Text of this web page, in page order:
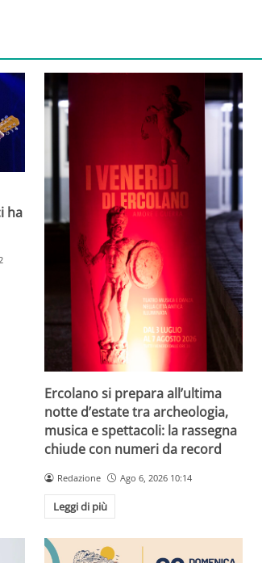
ha
Ercolano si prepara all’ultima
notte d’estate tra archeologia,
musica e spettacoli: la rassegna
chiude con numeri da record
Redazione Ago 6, 2026 10:14
Leggi di più